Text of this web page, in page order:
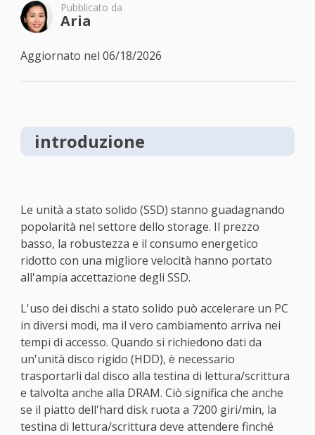
Pubblicato da
Aria
Aggiornato nel 06/18/2026
introduzione
Le unità a stato solido (SSD) stanno guadagnando
popolarità nel settore dello storage. Il prezzo
basso, la robustezza e il consumo energetico
ridotto con una migliore velocità hanno portato
all'ampia accettazione degli SSD.
L'uso dei dischi a stato solido può accelerare un PC
in diversi modi, ma il vero cambiamento arriva nei
tempi di accesso. Quando si richiedono dati da
un'unità disco rigido (HDD), è necessario
trasportarli dal disco alla testina di lettura/scrittura
e talvolta anche alla DRAM. Ciò significa che anche
se il piatto dell'hard disk ruota a 7200 giri/min, la
testina di lettura/scrittura deve attendere finché